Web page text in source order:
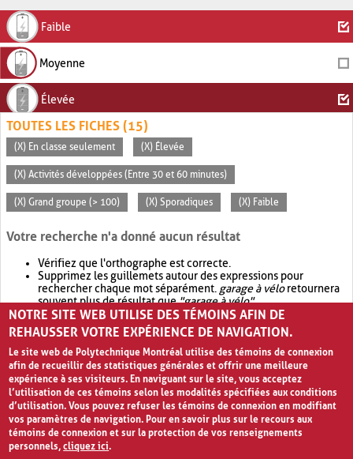
Faible
Moyenne
Élevée
TOUTES LES FICHES (15)
(X) En classe seulement (X) Élevée
(X) Activités développées (Entre 30 et 60 minutes)
(X) Grand groupe (> 100) (X) Sporadiques (X) Faible
Votre recherche n'a donné aucun résultat
Vérifiez que l'orthographe est correcte.
Supprimez les guillemets autour des expressions pour
rechercher chaque mot séparément. garage à véloretournera
souvent plus de résultat que"garage à vélo".
Envisagez d'élargir votre recherche avec OR.garage OR vélo
retournera souvent plus de résultat quegarage à vélo
NOTRE SITE WEB UTILISE DES TÉMOINS AFIN DE
REHAUSSER VOTRE EXPÉRIENCE DE NAVIGATION.
Le site web de Polytechnique Montréal utilise des témoins de connexion
afin de recueillir des statistiques générales et offrir une meilleure
expérience à ses visiteurs. En naviguant sur le site, vous acceptez
l’utilisation de ces témoins selon les modalités spécifiées aux conditions
d’utilisation. Vous pouvez refuser les témoins de connexion en modifiant
vos paramètres de navigation. Pour en savoir plus sur le recours aux
témoins de connexion et sur la protection de vos renseignements
personnels,cliquez ici.